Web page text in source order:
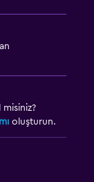
oluşturun.